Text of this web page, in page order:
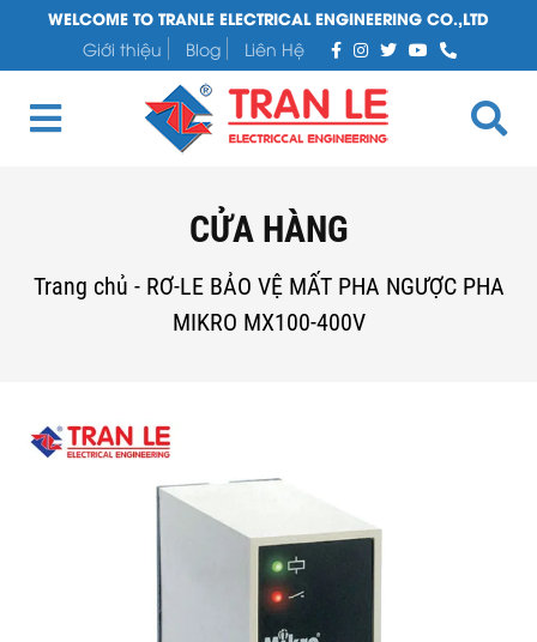
WELCOME TO TRANLE ELECTRICAL ENGINEERING CO.,LTD
Giới thiệu
Blog Liên Hệ
CỬA HÀNG
Trang chủ - RƠ-LE BẢO VỆ MẤT PHA NGƯỢC PHA
MIKRO MX100-400V